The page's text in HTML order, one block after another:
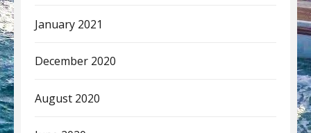
January 2021
December 2020
August 2020